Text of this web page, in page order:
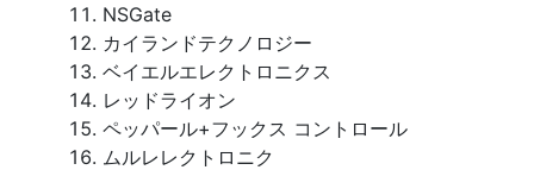
NSGate
カイランドテクノロジー
ベイエルエレクトロニクス
レッドライオン
ペッパール+フックス コントロール
ムルレレクトロニク